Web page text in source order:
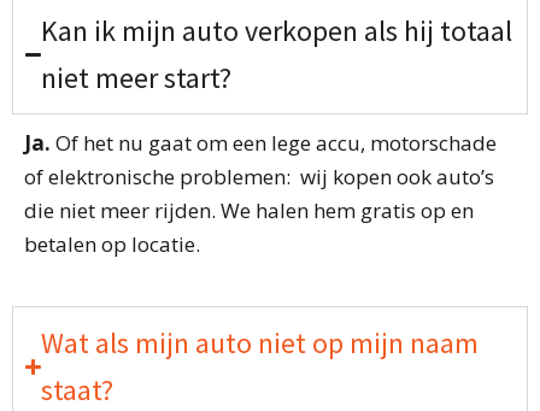
Kan ik mijn auto verkopen als hij totaal
niet meer start?
Ja. Of het nu gaat om een lege accu, motorschade
of elektronische problemen: wij kopen ook auto’s
die niet meer rijden. We halen hem gratis op en
betalen op locatie.
Wat als mijn auto niet op mijn naam
staat?